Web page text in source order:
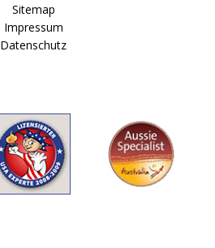
Sitemap
Impressum
Datenschutz